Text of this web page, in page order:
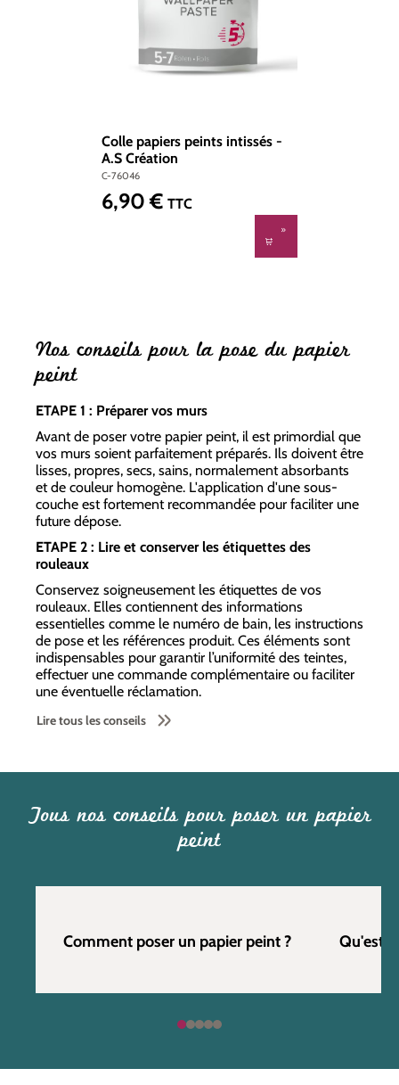
Colle papiers peints intissés -
A.S Création
C-76046
Prix régulier :
6,90 € TTC
Nos conseils pour la pose du papier
peint
ETAPE 1 : Préparer vos murs
Avant de poser votre papier peint, il est primordial que
vos murs soient parfaitement préparés. Ils doivent être
lisses, propres, secs, sains, normalement absorbants
et de couleur homogène. L'application d'une sous-
couche est fortement recommandée pour faciliter une
future dépose.
ETAPE 2 : Lire et conserver les étiquettes des
rouleaux
Conservez soigneusement les étiquettes de vos
rouleaux. Elles contiennent des informations
essentielles comme le numéro de bain, les instructions
de pose et les références produit. Ces éléments sont
indispensables pour garantir l’uniformité des teintes,
effectuer une commande complémentaire ou faciliter
une éventuelle réclamation.
Lire tous les conseils
Tous nos conseils pour poser un papier
peint
Comment poser un papier peint ? Qu'est